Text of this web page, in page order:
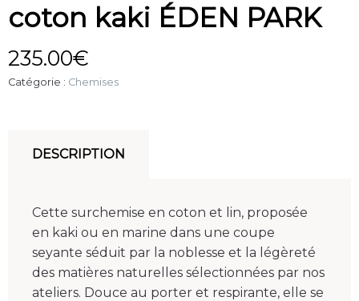
coton kaki ÉDEN PARK
235.00€
Catégorie : Chemises
DESCRIPTION
Cette surchemise en coton et lin, proposée
en kaki ou en marine dans une coupe
seyante séduit par la noblesse et la légèreté
des matières naturelles sélectionnées par nos
ateliers. Douce au porter et respirante, elle se